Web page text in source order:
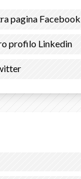
pagina Facebook
profilo Linkedin